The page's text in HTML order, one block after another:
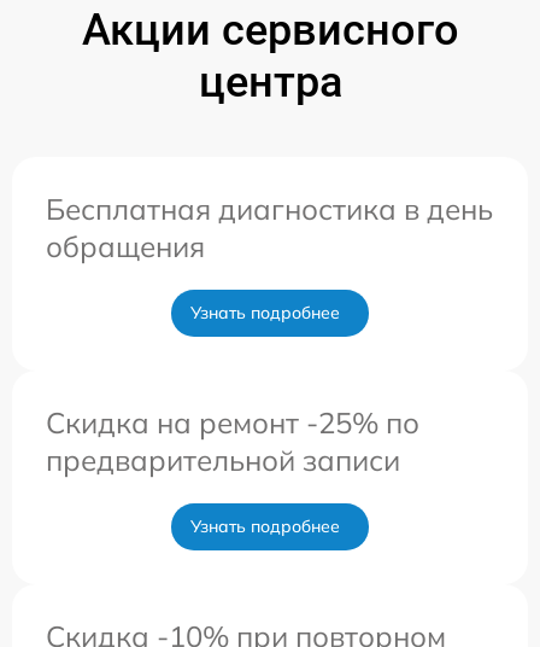
Акции сервисного
центра
Бесплатная диагностика в день
обращения
Узнать подробнее
Скидка на ремонт -25% по
предварительной записи
Узнать подробнее
Скидка -10% при повторном